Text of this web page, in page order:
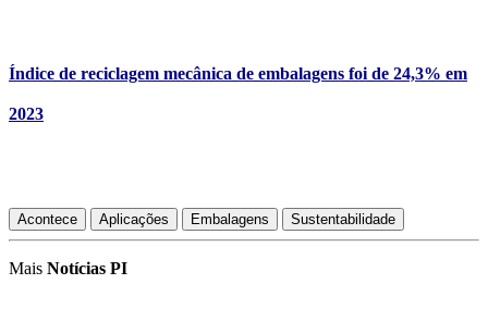
Índice de reciclagem mecânica de embalagens foi de 24,3% em
2023
Acontece Aplicações Embalagens Sustentabilidade
Mais Notícias PI